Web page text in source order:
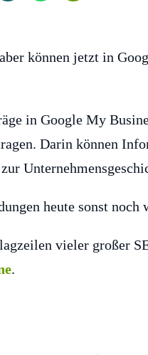
können jetzt in
in Google My
Darin können
heute sonst
vieler großer
.